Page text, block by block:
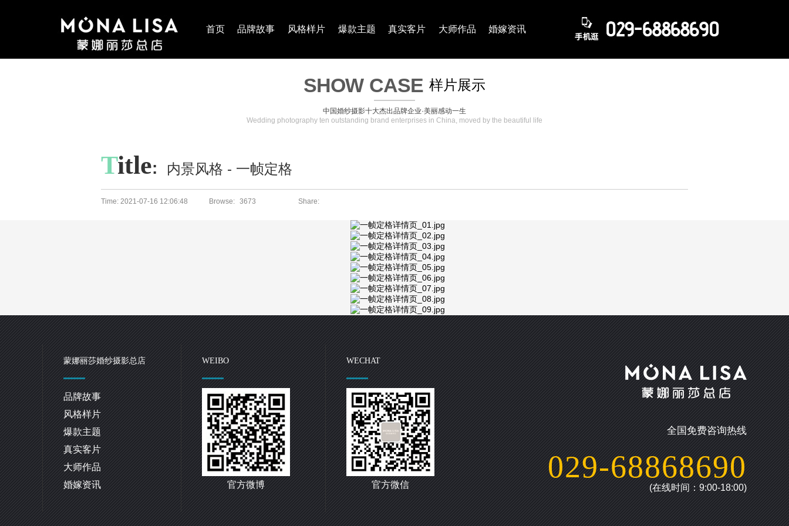
首页 品牌故事 风格样片 爆款主题 真实客片 大师作品 婚嫁资讯
SHOW CASE 样片展示
中国婚纱摄影十大杰出品牌企业·美丽感动一生
Wedding photography ten outstanding brand enterprises in China, moved by the beautiful life
Title: 内景风格 - 一帧定格
Time: 2021-07-16 12:06:48 Browse: 3673 Share:
蒙娜丽莎婚纱摄影总店
品牌故事
风格样片
爆款主题
真实客片
大师作品
婚嫁资讯
WEIBO
官方微博
WECHAT
官方微信
全国免费咨询热线
029-68868690
(在线时间：9:00-18:00)